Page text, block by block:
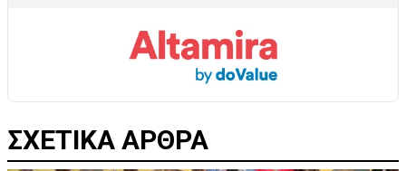
ΣΧΕΤΙΚΑ ΑΡΘΡΑ